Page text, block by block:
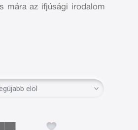
mára az ifjúsági irodalom
nagy népszerűségre
különlegessé.
médiában és író-olvasó